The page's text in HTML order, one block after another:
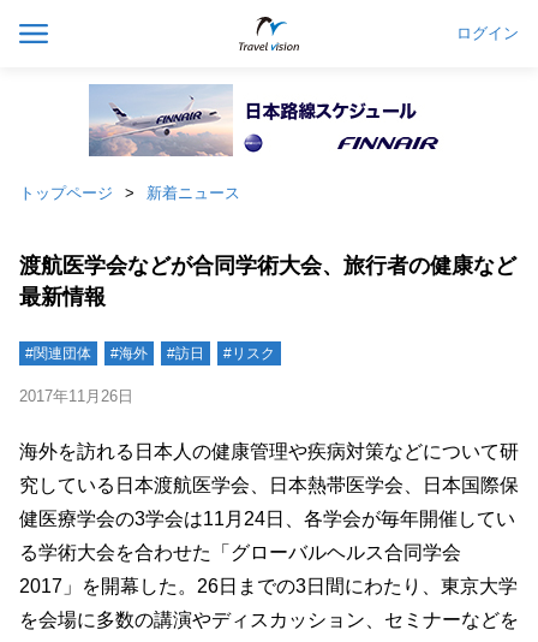
ログイン
トップページ 新着ニュース
渡航医学会などが合同学術大会、旅行者の健康など
最新情報
#関連団体 #海外 #訪日 #リスク
2017年11月26日
海外を訪れる日本人の健康管理や疾病対策などについて研
究している日本渡航医学会、日本熱帯医学会、日本国際保
健医療学会の3学会は11月24日、各学会が毎年開催してい
る学術大会を合わせた「グローバルヘルス合同学会
2017」を開幕した。26日までの3日間にわたり、東京大学
を会場に多数の講演やディスカッション、セミナーなどを